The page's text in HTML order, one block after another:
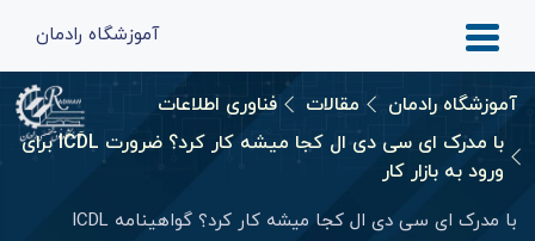
آموزشگاه رادمان
آموزشگاه رادمان مقالات
فناوری اطلاعات
با مدرک ای سی دی ال کجا میشه کار کرد؟ ضرورت ICDL برای
ورود به بازار کار
با مدرک ای سی دی ال کجا میشه کار کرد؟ گواهینامه ICDL